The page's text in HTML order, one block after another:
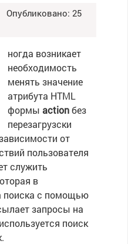
Опубликовано: 25
ногда возникает
необходимость
менять значение
атрибута HTML
формы actionбез
перезагрузски
от
пользователя
служить
в
поиска с помощью
запросы на
поиск